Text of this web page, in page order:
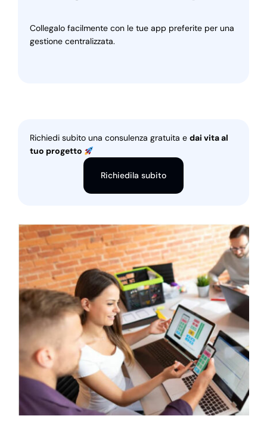
Collegalo facilmente con le tue app preferite per una
gestione centralizzata.
Richiedi subito una consulenza gratuita e dai vita al
tuo progetto
Richiedila subito